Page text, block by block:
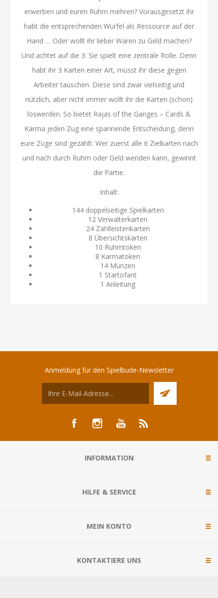
erwerben und euren Ruhm mehren? Vorausgesetzt ihr
habt die entsprechenden Würfel als Ressource auf der
Hand … Oder wollt ihr lieber Waren zu Geld machen?
Und achtet auf die 3: Sie spielt eine zentrale Rolle. Denn
habt ihr 3 Karten einer Art, müsst ihr diese gegen
Arbeiter tauschen. Diese sind zwar vielseitig und
nützlich, aber nicht immer wollt ihr die Karten (schon)
loswerden. So bietet Rajas of the Ganges – Cards &
Karma jeden Zug eine spannende Entscheidung, denn
eure Züge sind gezählt: Wer zuerst alle 6 Zielkarten nach
und nach durch Ruhm oder Geld wenden kann, gewinnt
die Partie.
Inhalt:
144 doppelseitige Spielkarten
12 Verwalterkarten
24 Zählleistenkarten
8 Übersichtskarten
10 Ruhmtoken
8 Karmatoken
14 Münzen
1 Startofant
1 Anleitung
Anmeldung für den Spielbude-Newsletter
INFORMATION
HILFE & SERVICE
MEIN KONTO
KONTAKTIERE UNS